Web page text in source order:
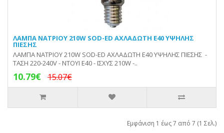
ΛΑΜΠΑ ΝΑΤΡΙΟΥ 210W SOD-ED ΑΧΛΑΔΩΤΗ E40 ΥΨΗΛΗΣ
ΠΙΕΣΗΣ
ΛΑΜΠΑ ΝΑΤΡΙΟΥ 210W SOD-ED ΑΧΛΑΔΩΤΗ E40 ΥΨΗΛΗΣ ΠΙΕΣΗΣ -
ΤΑΣΗ 220-240V - ΝΤΟΥΙ Ε40 - ΙΣΧΥΣ 210W -..
10.79€ 15.07€
Εμφάνιση 1 έως 7 από 7 (1 Σελ.)